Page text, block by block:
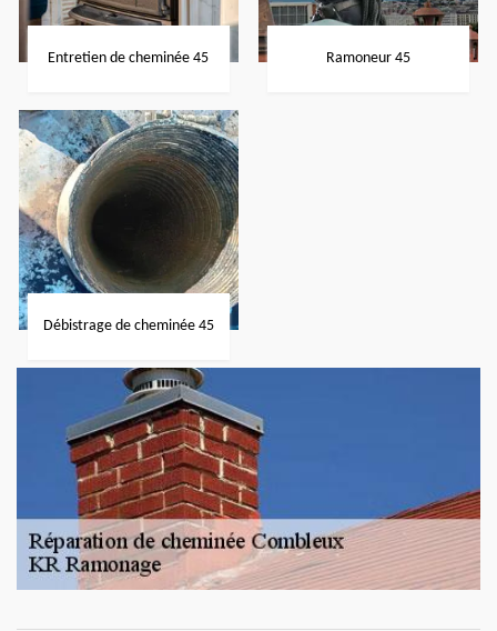
Entretien de cheminée 45 Ramoneur 45
Débistrage de cheminée 45